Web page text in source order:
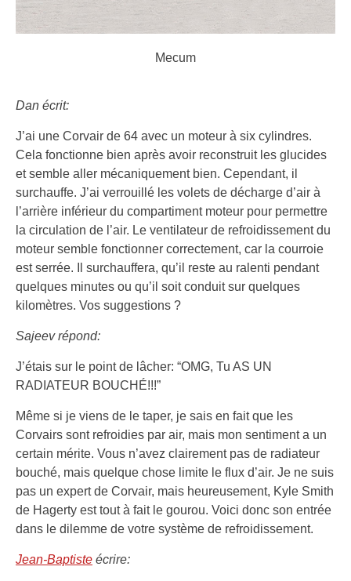
Mecum
Dan écrit:
J’ai une Corvair de 64 avec un moteur à six cylindres.
Cela fonctionne bien après avoir reconstruit les glucides
et semble aller mécaniquement bien. Cependant, il
surchauffe. J’ai verrouillé les volets de décharge d’air à
l’arrière inférieur du compartiment moteur pour permettre
la circulation de l’air. Le ventilateur de refroidissement du
moteur semble fonctionner correctement, car la courroie
est serrée. Il surchauffera, qu’il reste au ralenti pendant
quelques minutes ou qu’il soit conduit sur quelques
kilomètres. Vos suggestions ?
Sajeev répond:
J’étais sur le point de lâcher: “OMG, Tu AS UN
RADIATEUR BOUCHÉ!!!”
Même si je viens de le taper, je sais en fait que les
Corvairs sont refroidies par air, mais mon sentiment a un
certain mérite. Vous n’avez clairement pas de radiateur
bouché, mais quelque chose limite le flux d’air. Je ne suis
pas un expert de Corvair, mais heureusement, Kyle Smith
de Hagerty est tout à fait le gourou. Voici donc son entrée
dans le dilemme de votre système de refroidissement.
Jean-Baptiste écrire: